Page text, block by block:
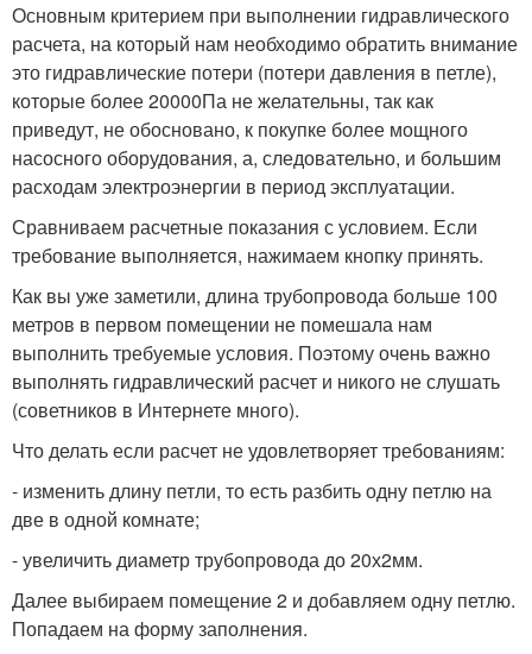
Основным критерием при выполнении гидравлического
расчета, на который нам необходимо обратить внимание
это гидравлические потери (потери давления в петле),
которые более 20000Па не желательны, так как
приведут, не обосновано, к покупке более мощного
насосного оборудования, а, следовательно, и большим
расходам электроэнергии в период эксплуатации.
Сравниваем расчетные показания с условием. Если
требование выполняется, нажимаем кнопку принять.
Как вы уже заметили, длина трубопровода больше 100
метров в первом помещении не помешала нам
выполнить требуемые условия. Поэтому очень важно
выполнять гидравлический расчет и никого не слушать
(советников в Интернете много).
Что делать если расчет не удовлетворяет требованиям:
- изменить длину петли, то есть разбить одну петлю на
две в одной комнате;
- увеличить диаметр трубопровода до 20х2мм.
Далее выбираем помещение 2 и добавляем одну петлю.
Попадаем на форму заполнения.